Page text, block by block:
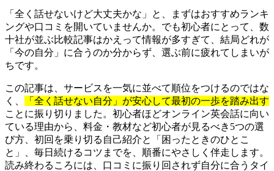
「全く話せないけど大丈夫かな」と、まずはおすすめランキ
ングや口コミを開いていませんか。でも初心者にとって、数
十社が並ぶ比較記事はかえって情報が多すぎて、結局どれが
「今の自分」に合うのか分からず、選ぶ前に疲れてしまいが
ちです。
この記事は、サービスを一気に並べて順位をつけるのではな
く、
「全く話せない自分」が安心して最初の一歩を踏み出す
ことに振り切りました。初心者ほどオンライン英会話に向い
ている理由から、料金・教材など初心者が見るべき5つの選
び方、初回を乗り切る自己紹介と「困ったときのひとこ
と」、毎日続けるコツまでを、順番にやさしく伴走します。
読み終わるころには、口コミに振り回されず自分に合うタイ